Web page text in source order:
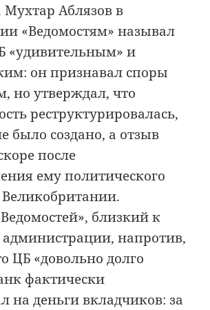
Аблязов в
«Ведомостям» называл
«удивительным» и
он признавал споры
но утверждал, что
реструктурировалась,
было создано, а отзыв
после
ему политического
близкий к
напротив,
ЦБ «довольно долго
фактически
на деньги вкладчиков: за